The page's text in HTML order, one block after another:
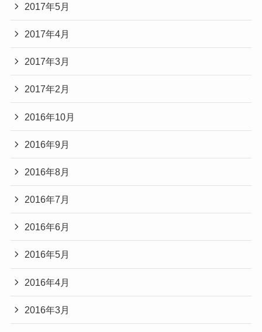
2017年5月
2017年4月
2017年3月
2017年2月
2016年10月
2016年9月
2016年8月
2016年7月
2016年6月
2016年5月
2016年4月
2016年3月